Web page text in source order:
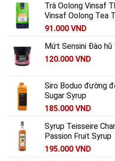
Trà Oolong Vinsaf
Vinsaf Oolong Tea
91.000 VND
Mứt Sensini Đào
120.000 VND
Siro Boduo đường
Sugar Syrup
185.000 VND
Syrup Teisseire
Passion Fruit Syrup
195.000 VND